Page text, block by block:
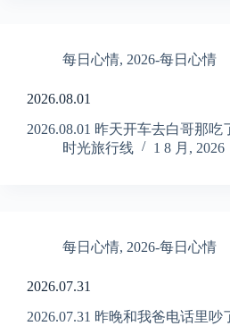
每日心情, 2026-每日心情
2026.08.01
2026.08.01 昨天开车去白哥那
时光旅行线
1 8 月, 2026
每日心情, 2026-每日心情
2026.07.31
2026.07.31 昨晚和我爸电话里